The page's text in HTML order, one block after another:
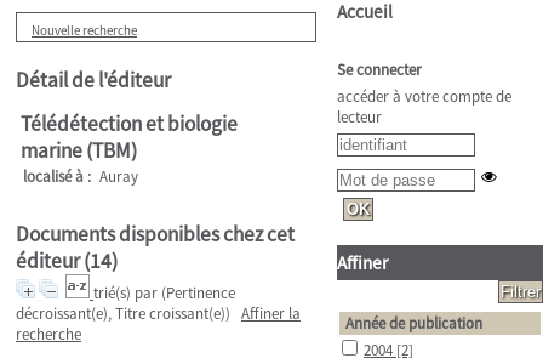
Nouvelle recherche
Détail de l'éditeur
Télédétection et biologie
marine (TBM)
localisé à : Auray
Documents disponibles chez cet
éditeur (14)
trié(s) par (Pertinence
décroissant(e), Titre croissant(e)) Affiner la
recherche
Accueil
Se connecter
accéder à votre compte de
lecteur
Affiner
Année de publication
2004 [2]